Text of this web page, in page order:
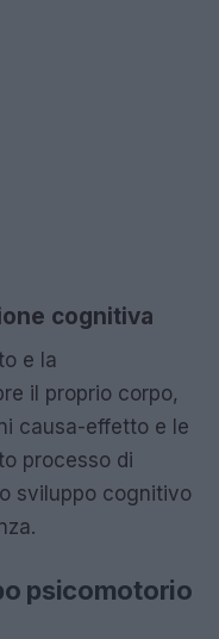
cognitiva
e la
il proprio corpo,
causa-effetto e le
processo di
sviluppo cognitivo
psicomotorio